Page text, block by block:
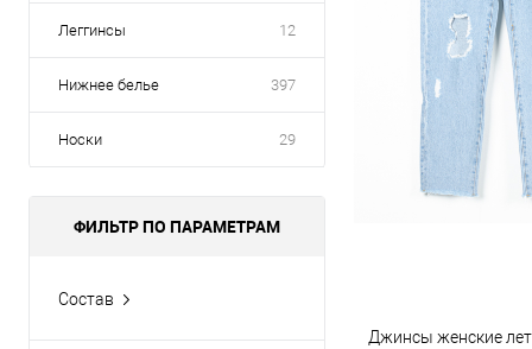
Леггинсы 12
Нижнее белье 397
Носки 29
ФИЛЬТР ПО ПАРАМЕТРАМ
Состав
Джинсы женские